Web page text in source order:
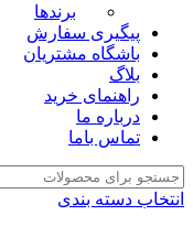
برندها
پیگیری سفارش
باشگاه مشتریان
بلاگ
راهنمای خرید
درباره ما
تماس باما
انتخاب دسته بندی